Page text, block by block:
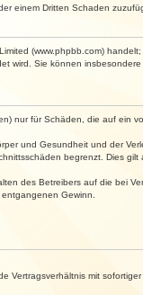
einem Dritten Schaden
(www.phpbb.com)
wird. Sie können
nur für Schäden, die auf ein
und Gesundheit und der
begrenzt. Dies
des Betreibers auf die bei
Gewinn.
Vertragsverhältnis mit sofortiger